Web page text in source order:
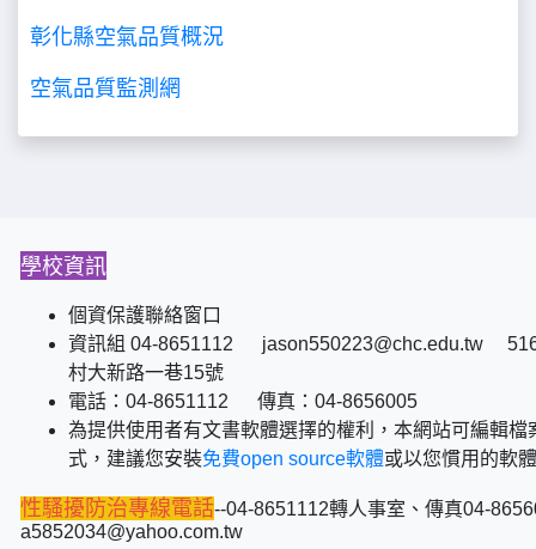
彰化縣空氣品質概況
空氣品質監測網
學校資訊
個資保護聯絡窗口
資訊組 04-8651112 jason550223@chc.edu.tw
村大新路一巷15號
電話：04-8651112 傳真：04-8656005
為提供使用者有文書軟體選擇的權利，本網站可編輯檔
式，建議您安裝免費open source軟體或以您慣用的軟
性騷擾防治專線電話--04-8651112轉人事室、傳真04-
a5852034@yahoo.com.tw